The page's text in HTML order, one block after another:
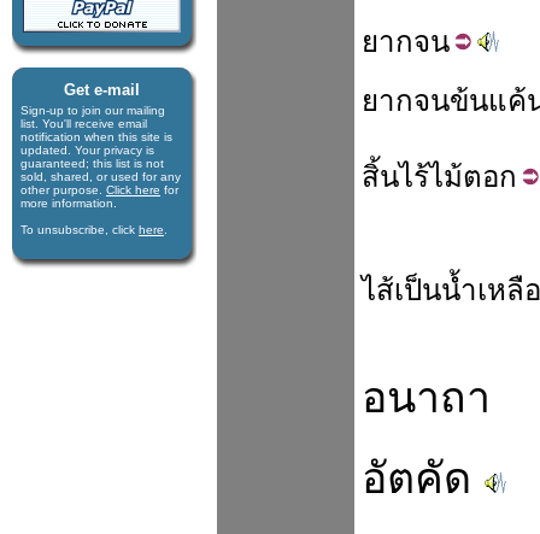
Get e-mail
Sign-up to join our mail­ing
list. You'll receive e­mail
notification when this site is
updated. Your privacy is
guaran­teed; this list is not
sold, shared, or used for any
other purpose. Click here for
more infor­mation.
To unsubscribe, click here
ยากจน
ยากจนข้นแค้
สิ้นไร้ไม้ตอก
ไส้เป็นน้ำเหลื
อนาถา
อัตคัด